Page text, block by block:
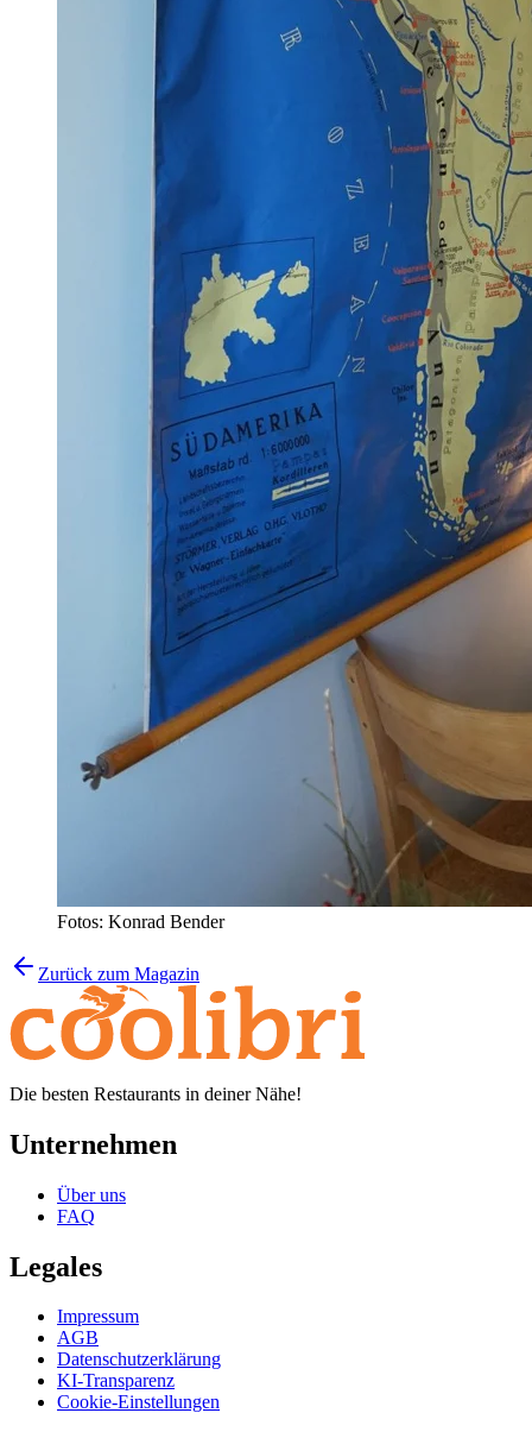
Fotos: Konrad Bender
Zurück zum Magazin
Die besten Restaurants in deiner Nähe!
Unternehmen
Über uns
FAQ
Legales
Impressum
AGB
Datenschutzerklärung
KI-Transparenz
Cookie-Einstellungen